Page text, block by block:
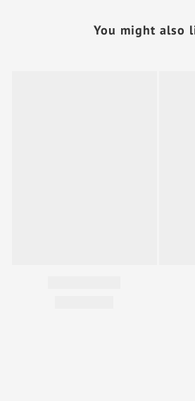
You might also